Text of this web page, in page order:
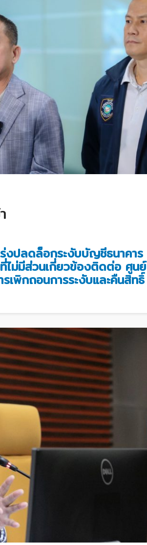
ปลดล็อกระงับบัญชีธนาคาร
ที่ไม่มีส่วนเกี่ยวข้องติดต่อ ศูนย์
เพิกถอนการระงับและคืนสิทธิ์